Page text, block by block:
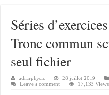
Séries
Tronc commun
seul fichier
adrarphysic 28 juillet 2019
Leave a comment
17,133 Views